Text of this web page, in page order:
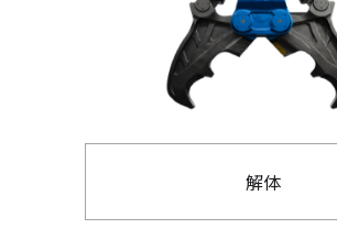
解体